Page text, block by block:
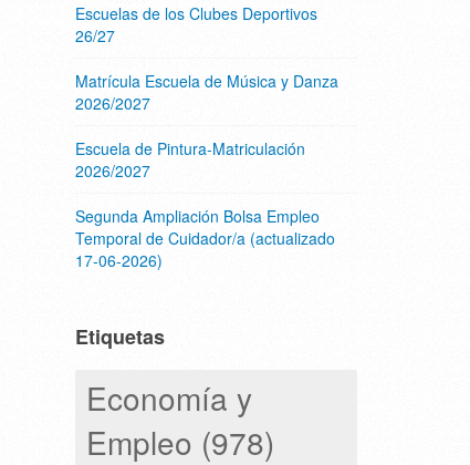
Escuelas de los Clubes Deportivos
26/27
Matrícula Escuela de Música y Danza
2026/2027
Escuela de Pintura-Matriculación
2026/2027
Segunda Ampliación Bolsa Empleo
Temporal de Cuidador/a (actualizado
17-06-2026)
Etiquetas
Economía y
Empleo (978)